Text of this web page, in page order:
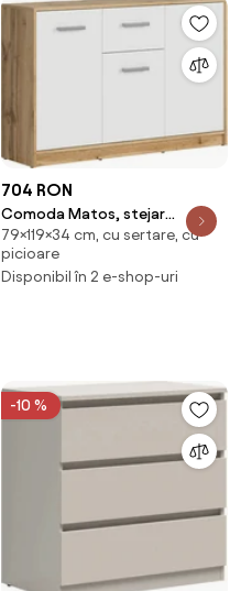
704 RON
Comoda Matos, stejar
wotan/alb, PAL, 119x34x79 cm
79×119×34 cm, cu sertare, cu
picioare
Disponibil în 2 e-shop-uri
-10 %